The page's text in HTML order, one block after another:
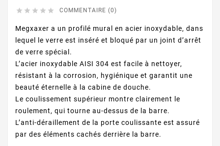
     COMMENTAIRE (0)
Megxaxer a un profilé mural en acier inoxydable, dans
lequel le verre est inséré et bloqué par un joint d’arrêt
de verre spécial.
L’acier inoxydable AISI 304 est facile à nettoyer,
résistant à la corrosion, hygiénique et garantit une
beauté éternelle à la cabine de douche.
Le coulissement supérieur montre clairement le
roulement, qui tourne au-dessus de la barre.
L’anti-déraillement de la porte coulissante est assuré
par des éléments cachés derrière la barre.